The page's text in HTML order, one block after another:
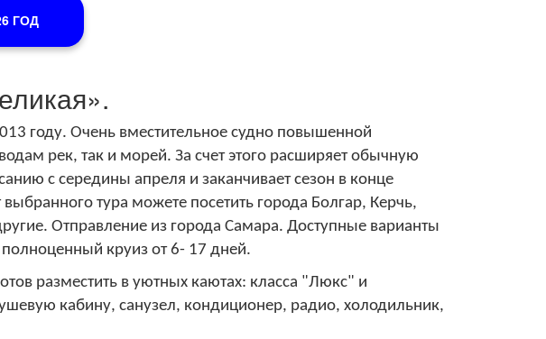
ГОД
году. Очень вместительное судно повышенной
рек, так и морей. За счет этого расширяет обычную
с середины апреля и заканчивает сезон в конце
тура можете посетить города Болгар, Керчь,
Отправление из города Самара. Доступные варианты
круиз от 6- 17 дней.
разместить в уютных каютах: класса "Люкс" и
кабину, санузел, кондиционер, радио, холодильник,